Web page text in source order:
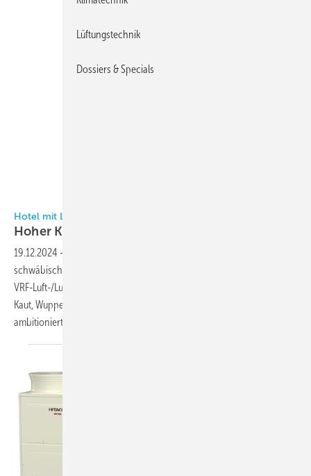
Hotel mit Luft-/Luft-Wärmepumpe klimatisiert
Hoher Komfort, rationelle
19.12.2024 -
schwäbischen Rottenburg am Neckar wurde eine effiziente 2-Wege-
VRF-Luft-/Luft-Wärmepumpenanlage von Hisense im Vertrieb von CP
Kaut, Wuppertal, installiert. Der Anforderungskatalog war
ambitioniert.
Lüftungstechnik
Dossiers & Specials